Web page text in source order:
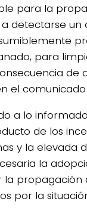
para la
detectarse un
para
de
el comunicado
a lo
de los
y la elevada
la
la propagación
por la